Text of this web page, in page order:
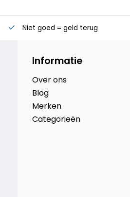
Niet goed = geld terug
Informatie
Over ons
Blog
Merken
Categorieën